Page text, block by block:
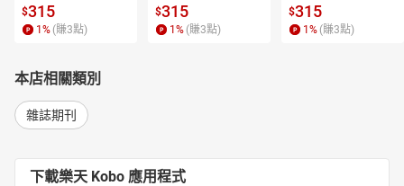
$315
1 % (賺3點)
$315
1 % (賺3點)
$315
1 % (賺3點)
本店相關類別
雜誌期刊
下載樂天 Kobo 應用程式